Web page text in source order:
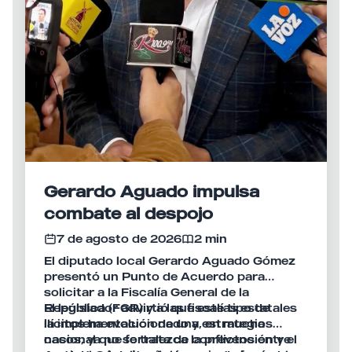
Gerardo Aguado impulsa
combate al despojo
7 de agosto de 2026
2 min
El diputado local Gerardo Aguado Gómez
presentó un Punto de Acuerdo para
solicitar a la Fiscalía General de la
República (FGR) y a las fiscalías estatales
la implementación de una estrategia
nacional que fortalezca la prevención y el
El legislador advirtió que este tipo de
ilícitos ha evolucionado y, en muchos
casos, ya no se trata de conflictos entre